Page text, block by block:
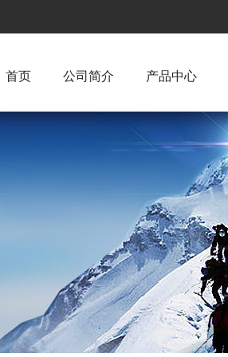
首页 公司简介 产品中心